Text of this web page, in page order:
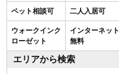
ペット相談可 二人入居可
ウォークインク
ローゼット
インターネット
無料
エリアから検索